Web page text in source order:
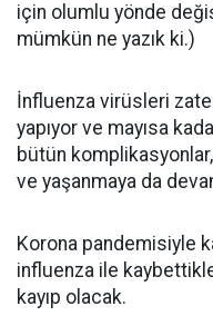
için olumlu yönde
mümkün ne yazık ki.)
İnfluenza virüsleri
yapıyor ve mayısa
bütün komplikasyonlar,
ve yaşanmaya da
Korona pandemisiyle
influenza ile
kayıp olacak.